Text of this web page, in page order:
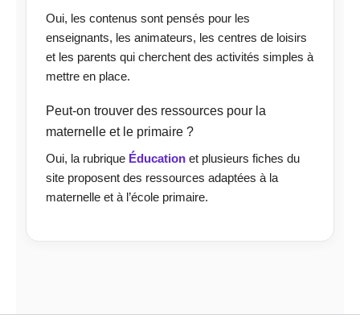
Oui, les contenus sont pensés pour les
enseignants, les animateurs, les centres de loisirs
et les parents qui cherchent des activités simples à
mettre en place.
Peut-on trouver des ressources pour la
maternelle et le primaire ?
Oui, la rubrique Éducation et plusieurs fiches du
site proposent des ressources adaptées à la
maternelle et à l’école primaire.